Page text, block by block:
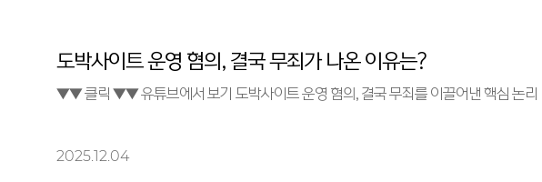
도박사이트 운영 혐의, 결국 무죄가 나온 이유는?
▼▼ 클릭 ▼▼ 유튜브에서 보기 도박사이트 운영 혐의, 결국 무죄를 이끌어낸 핵
2025.12.04